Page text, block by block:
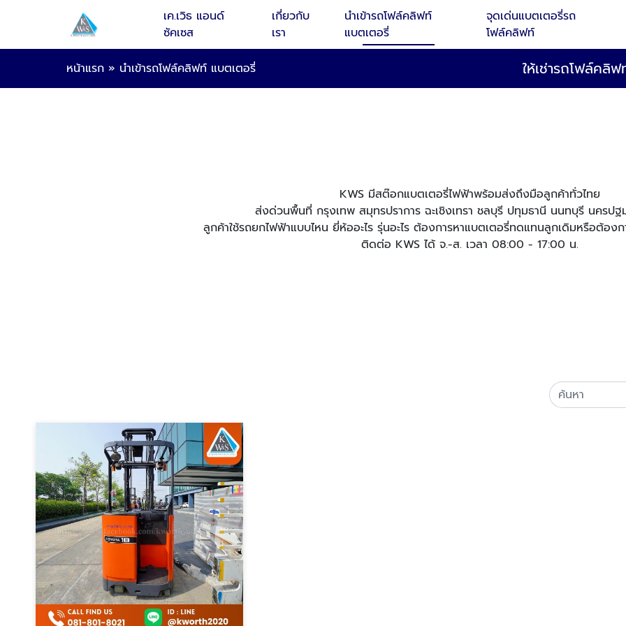
เค.เวิธ แอนด์
ซัคเซส
เกี่ยวกับ
เรา
นำเข้ารถโฟล์คลิฟท์
แบตเตอรี่
จุดเด่นแบตเตอรี่รถ
โฟล์คลิฟท์
หน้าแรก » นำเข้ารถโฟล์คลิฟท์ แบตเตอรี่ ให้เช่ารถโฟล์ค
KWS มีสต๊อกแบตเตอรี่ไฟฟ้าพร้อมส่งถึงมือลูกค้าทั่วไทย
ส่งด่วนพื้นที่ กรุงเทพ สมุทรปราการ ฉะเชิงเทรา ชลบุรี ปทุมธานี นนทบุรี นครป
ลูกค้าใช้รถยกไฟฟ้าแบบไหน ยี่ห้ออะไร รุ่นอะไร ต้องการหาแบตเตอรี่ทดแทนลูกเดิมหรือต้อง
ติดต่อ KWS ได้ จ.-ส. เวลา 08:00 - 17:00 น.